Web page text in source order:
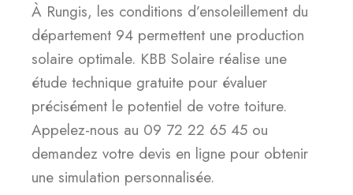
À Rungis, les conditions d’ensoleillement du
département 94 permettent une production
solaire optimale. KBB Solaire réalise une
étude technique gratuite pour évaluer
précisément le potentiel de votre toiture.
Appelez-nous au 09 72 22 65 45 ou
demandez votre devis en ligne pour obtenir
une simulation personnalisée.